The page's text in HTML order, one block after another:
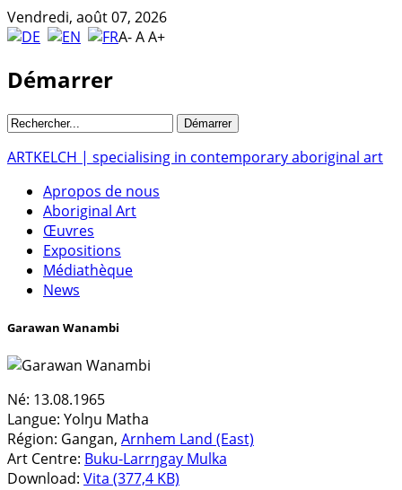
Vendredi, août 07, 2026
A-AA+
Démarrer
ARTKELCH | specialising in contemporary aboriginal art
Apropos de nous
Aboriginal Art
Œuvres
Expositions
Médiathèque
News
Garawan Wanambi
Né: 13.08.1965
Langue: Yolŋu Matha
Région: Gangan, Arnhem Land (East)
Art Centre: Buku-Larrŋgay Mulka
Download: Vita (377,4 KB)